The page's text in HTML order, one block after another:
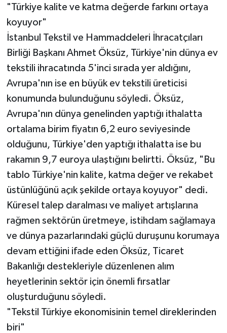
"Türkiye kalite ve katma değerde farkını ortaya
koyuyor"
İstanbul Tekstil ve Hammaddeleri İhracatçıları
Birliği Başkanı Ahmet Öksüz, Türkiye'nin dünya ev
tekstili ihracatında 5'inci sırada yer aldığını,
Avrupa'nın ise en büyük ev tekstili üreticisi
konumunda bulunduğunu söyledi. Öksüz,
Avrupa'nın dünya genelinden yaptığı ithalatta
ortalama birim fiyatın 6,2 euro seviyesinde
olduğunu, Türkiye'den yaptığı ithalatta ise bu
rakamın 9,7 euroya ulaştığını belirtti. Öksüz, "Bu
tablo Türkiye'nin kalite, katma değer ve rekabet
üstünlüğünü açık şekilde ortaya koyuyor" dedi.
Küresel talep daralması ve maliyet artışlarına
rağmen sektörün üretmeye, istihdam sağlamaya
ve dünya pazarlarındaki güçlü duruşunu korumaya
devam ettiğini ifade eden Öksüz, Ticaret
Bakanlığı destekleriyle düzenlenen alım
heyetlerinin sektör için önemli fırsatlar
oluşturduğunu söyledi.
"Tekstil Türkiye ekonomisinin temel direklerinden
biri"